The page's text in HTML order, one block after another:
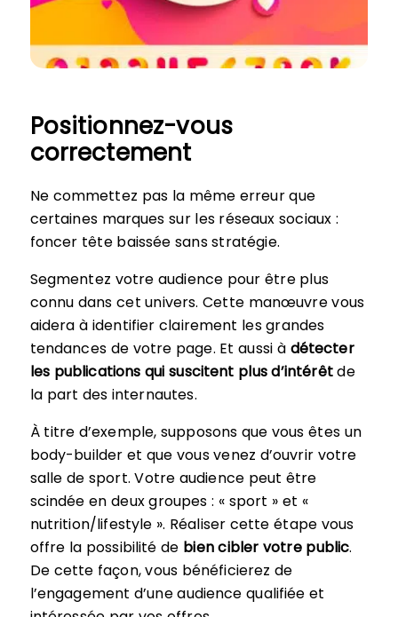
Positionnez-vous
correctement
Ne commettez pas la même erreur que
certaines marques sur les réseaux sociaux :
foncer tête baissée sans stratégie.
Segmentez votre audience pour être plus
connu dans cet univers. Cette manœuvre vous
aidera à identifier clairement les grandes
tendances de votre page. Et aussi à détecter
les publications qui suscitent plus d’intérêtde
la part des internautes.
À titre d’exemple, supposons que vous êtes un
body-builder et que vous venez d’ouvrir votre
salle de sport. Votre audience peut être
scindée en deux groupes : « sport » et «
nutrition/lifestyle ». Réaliser cette étape vous
offre la possibilité de bien cibler votre public.
De cette façon, vous bénéficierez de
l’engagement d’une audience qualifiée et